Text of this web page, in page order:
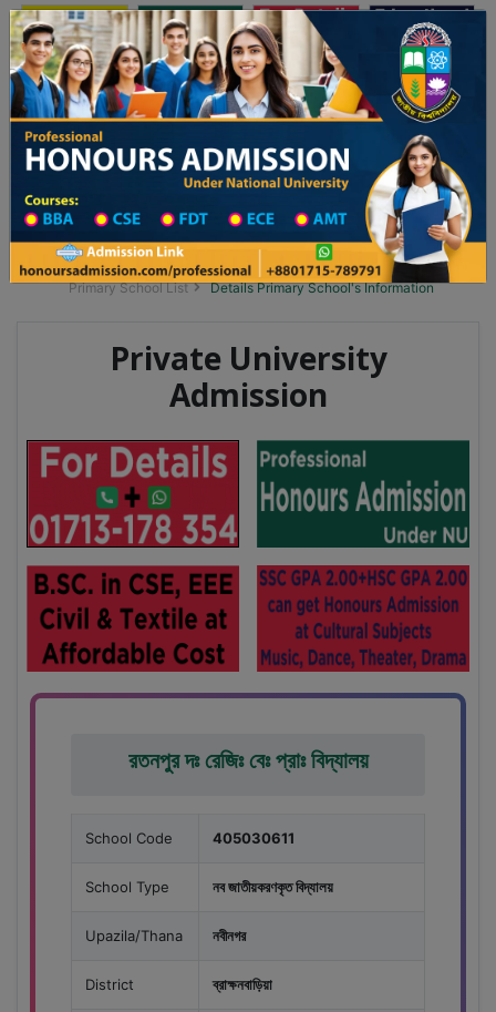
Toggle navigation অনার্স ভর্তি প্রফেশনাল অনার্স
Updates
২০২৫-২৬ শিক্ষাবর্ষের ১ম বর্ষের ভর্তি আবেদন বিজ্ঞপ্তি ঢাকা বিশ্ববিদ্যালয় ২০২৫-২৬ শিক্ষাবর্ষে
Division List
Primary School District Wise
Primary School in নবীনগর
Primary School List
Details Primary School's Information
Private University
Admission
রতনপুর দঃ রেজিঃ বেঃ প্রাঃ বিদ্যালয়
School Code 405030611
School Type নব জাতীয়করণকৃত বিদ্যালয়
Upazila/Thana নবীনগর
District ব্রাক্ষনবাড়িয়া